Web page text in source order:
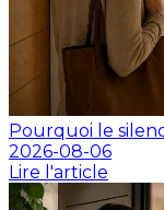
Pourquoi le
2026-08-06
Lire l'article